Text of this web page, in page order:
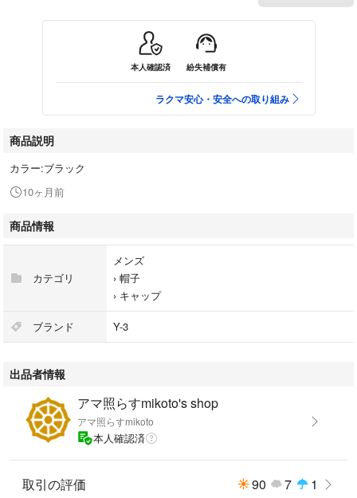
本人確認済 紛失補償有
ラクマ安心・安全への取り組み
商品説明
カラー:ブラック
10ヶ月前
商品情報
カテゴリ
メンズ
› 帽子
› キャップ
ブランド Y-3
出品者情報
アマ照らすmikoto's shop
アマ照らすmikoto
本人確認済
取引の評価 90 7 1